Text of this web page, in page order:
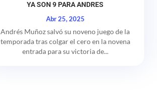
YA SON 9 PARA ANDRES
Abr 25, 2025
Andrés Muñoz salvó su noveno juego de la
temporada tras colgar el cero en la novena
entrada para su victoria de...